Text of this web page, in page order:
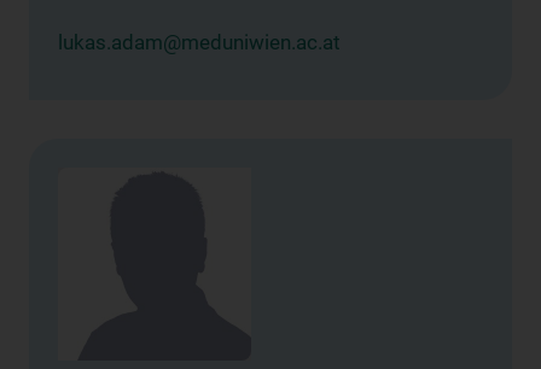
lukas.adam@meduniwien.ac.at